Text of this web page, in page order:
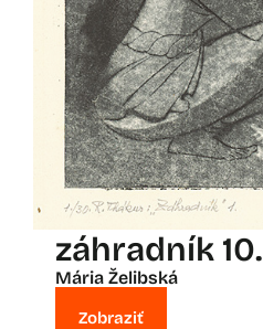
záhradník 10.
Mária Želibská
Zobraziť